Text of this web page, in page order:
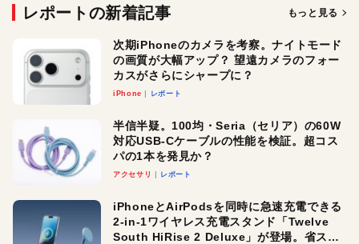
レポートの新着記事 もっと見る
次期iPhoneのカメラを考察。ナイトモード
の画質が大幅アップ？ 望遠カメラのフォー
カスがさらにシャープに？
iPhone レポート
半信半疑。100均・Seria（セリア）の60W
対応USB-Cケーブルの性能を検証。超コス
パの1本を発見か？
アクセサリ レポート
iPhoneとAirPodsを同時に急速充電できる
2-in-1ワイヤレス充電スタンド「Twelve
South HiRise 2 Deluxe」が登場。省スペ